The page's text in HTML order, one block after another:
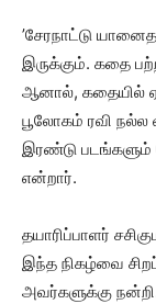
’சேரநாட்டு
இருக்கும். கதை
ஆனால், கதையில்
பூலோகம் ரவி நல்ல
இரண்டு படங்களும்
என்றார்.
தயாரிப்பாளர்
இந்த நிகழ்வை
அவர்களுக்கு